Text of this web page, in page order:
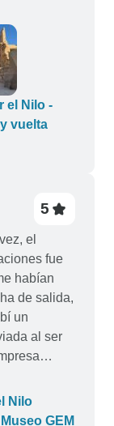
esconde
estos
de haber
el Nilo -
vuelta
5
el
fue
habían
de salida,
un
al ser
en el
bueno.
Nilo
GEM